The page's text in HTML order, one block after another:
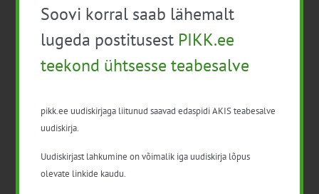
Pikk.ee uudiskirjaga liitumine.
Isikuandmeid töötleme vastavalt
Isikuandmete
Soovi korral saab lähemalt
lugeda postitusest PIKK.ee
teekond ühtsesse teabesalve
pikk.ee uudiskirjaga liitunud saavad edaspidi AKIS teabesalve
uudiskirja.
Uudiskirjast lahkumine on võimalik iga uudiskirja lõpus
olevate linkide kaudu.